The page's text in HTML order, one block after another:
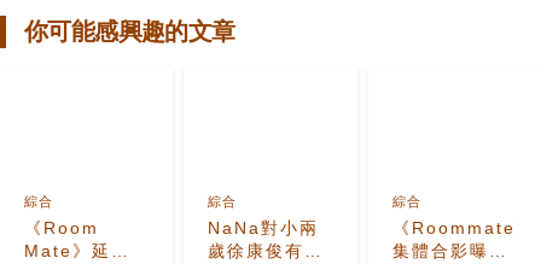
你可能感興趣的文章
《Room
Mate》延至5
綜合
NaNa對小兩
歲徐康俊有好
綜合
《Roommate》
集體合影曝光
綜合